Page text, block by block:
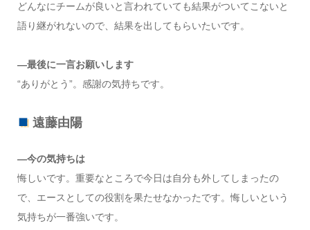
どんなにチームが良いと言われていても結果がついてこないと
語り継がれないので、結果を出してもらいたいです。
―最後に一言お願いします
“ありがとう”。感謝の気持ちです。
遠藤由陽
―今の気持ちは
悔しいです。重要なところで今日は自分も外してしまったの
で、エースとしての役割を果たせなかったです。悔しいという
気持ちが一番強いです。